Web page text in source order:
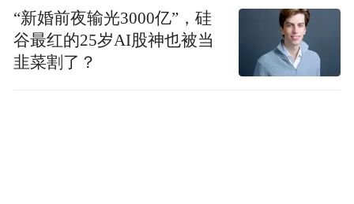
“新婚前夜输光3000亿”，硅
谷最红的25岁AI股神也被当
韭菜割了？